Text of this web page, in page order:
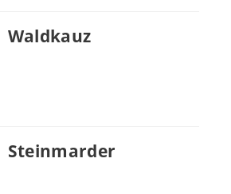
Waldkauz
Steinmarder